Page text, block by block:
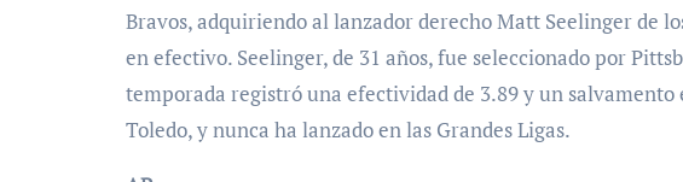
Bravos, adquiriendo al lanzador derecho Matt Seelinger de
en efectivo. Seelinger, de 31 años, fue seleccionado por
temporada registró una efectividad de 3.89 y un
Toledo, y nunca ha lanzado en las Grandes Ligas.